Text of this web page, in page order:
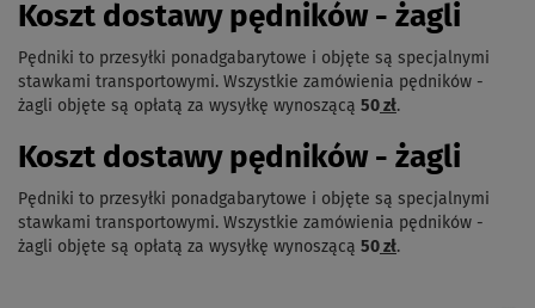
Koszt dostawy pędników - żagli
Pędniki to przesyłki ponadgabarytowe i objęte są specjalnymi
stawkami transportowymi. Wszystkie zamówienia pędników -
żagli objęte są opłatą za wysyłkę wynoszącą 50 zł.
Koszt dostawy pędników - żagli
Pędniki to przesyłki ponadgabarytowe i objęte są specjalnymi
stawkami transportowymi. Wszystkie zamówienia pędników -
żagli objęte są opłatą za wysyłkę wynoszącą 50 zł.